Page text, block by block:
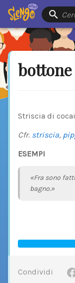
bottone
Striscia di
Cfr. striscia,
ESEMPI
«Fra sono
bagno.»
Condividi